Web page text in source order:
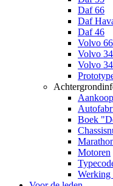
Daf 66
Daf
Daf 46
Volvo 66
Volvo
Volvo
Boek
Motoren
Werking